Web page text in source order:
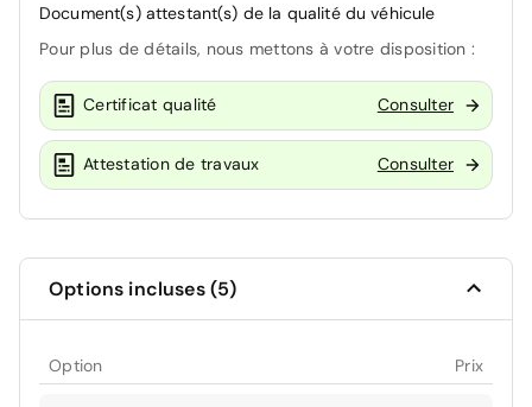
Document(s) attestant(s) de la qualité du véhicule
Pour plus de détails, nous mettons à votre disposition :
Certificat qualité Consulter
Attestation de travaux Consulter
Options incluses (5)
Option Prix